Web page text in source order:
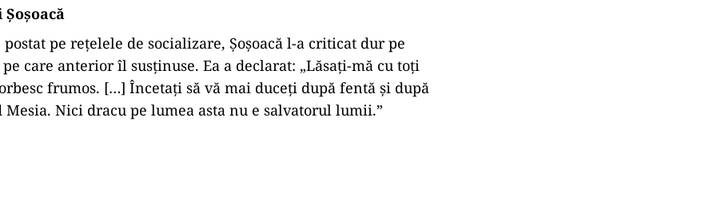
pe rețelele de socializare, Șoșoacă l-a criticat dur pe
pe care anterior îl susținuse. Ea a declarat: „Lăsați-mă cu toți
frumos. […] Încetați să vă mai duceți după fentă și după
Mesia. Nici dracu pe lumea asta nu e salvatorul lumii.”